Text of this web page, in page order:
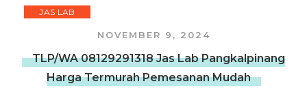
JAS LAB
NOVEMBER 9, 2024
TLP/WA 08129291318 Jas Lab Pangkalpinang
Harga Termurah Pemesanan Mudah